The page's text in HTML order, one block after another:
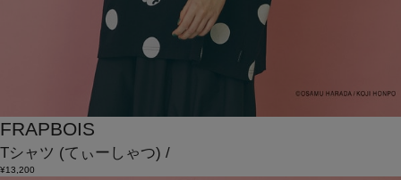
FRAPBOIS
Tシャツ (てぃーしゃつ) /
¥13,200